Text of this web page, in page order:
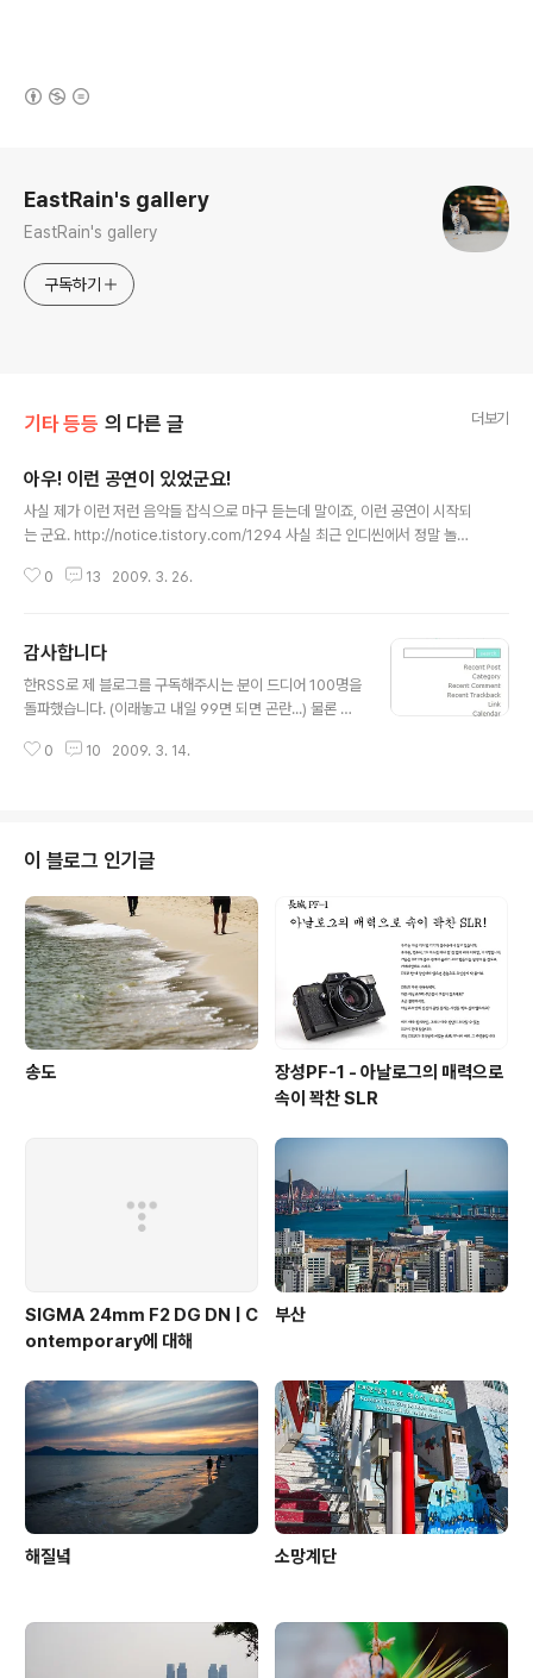
EastRain's gallery
EastRain's gallery
구독하기
기타 등등 의 다른 글 더보기
아우! 이런 공연이 있었군요!
사실 제가 이런 저런 음악들 잡식으로 마구 듣는데 말이죠, 이런 공연이 시작되
는 군요. http://notice.tistory.com/1294 사실 최근 인디씬에서 정말 놀라
것 같진 않단말이죠. 걸출한 밴드들의 새앨범 소식과 이런 공연 소식들까지 들
들까지. 제가 완전 좋아라 하는 밴드라 이날 공연들 중 어느것 하나라도 꼭 가보
고 싶어요. 아우. 이번 이벤트에 일단 참가해야 겠습니다. 떨어져도 자유이용권
은 구매를 해야겠어요. 하앍! 하앍! 꼭 가야 하는 이유요? 그렇잖아도 요즘 ..
0 13 2009. 3. 26.
감사합니다
한RSS로 제 블로그를 구독해주시는 분이 드디어 100명을
돌파했습니다. (이래놓고 내일 99면 되면 곤란...) 물론 제
과연 있을까만은...)도 계시겠지만 제가 명확히 알 수 없는
다. 앞으로 더 좋은 사진, 더 좋은 글들로 구독자분들의 눈
을 즐겁게 해드릴께요. 혹시 제 블로그를 찾으시는 분들 중
에 RSS를 모르시는 분이 계시다면 이번기회에 제가 알려
드릴께요. 아주 간단히 말씀드리면 RSS는 블로거가 새글
을 '발행'하면 구독자에게 알려주는 시스템입니다. 자주 가
는 수십개의 블..
0 10 2009. 3. 14.
이 블로그 인기글
송도
장성PF-1 - 아날로그의 매력으로
속이 꽉찬 SLR
SIGMA 24mm F2 DG DN | C
ontemporary에 대해
부산
해질녘 소망계단